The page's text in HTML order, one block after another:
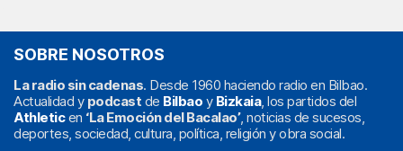
SOBRE NOSOTROS
La radio sin cadenas. Desde 1960 haciendo radio en Bilbao.
Actualidad y podcast de Bilbao y Bizkaia, los partidos del
Athleticen ‘La Emoción del Bacalao’, noticias de sucesos,
deportes, sociedad, cultura, política, religión y obra social.